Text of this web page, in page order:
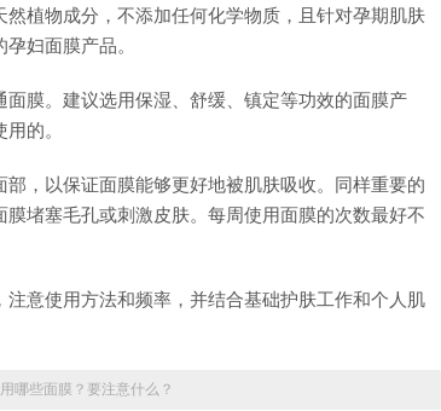
植物成分，不添加任何化学物质，且针对孕期肌肤
妇面膜产品。
膜。建议选用保湿、舒缓、镇定等功效的面膜产
的。
，以保证面膜能够更好地被肌肤吸收。同样重要的
堵塞毛孔或刺激皮肤。每周使用面膜的次数最好不
意使用方法和频率，并结合基础护肤工作和个人肌
哪些面膜？要注意什么？